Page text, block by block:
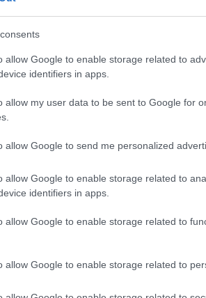
allow Google to enable storage related to
identifiers in apps.
allow my user data to be sent to Google for
allow Google to send me personalized
allow Google to enable storage related to
identifiers in apps.
allow Google to enable storage related to
allow Google to enable storage related to
poénok Nemzeti Színházunkról,
használni, a Lágymányosi híd
rászakadt az emberekre, az Info-
felakasztott gyermekes anyák
ezek igazak vagy sem, de ez a
a centrifugában. Szembesülnöm
a téglák, utcák néma történeteivel -
lélek-gyomorral telített s
utolsó vacsorára invitálják. Persze
Árvaiék művészi-vénás
a testemet a lelkemtől s a
sós ropi kajálása közben, installációk
Miközben csámcsogunk,
kell, mi ez az egész, ahol